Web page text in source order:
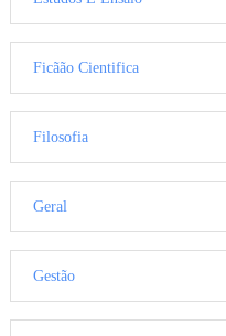
Ficãão Cientifica
Filosofia
Geral
Gestão